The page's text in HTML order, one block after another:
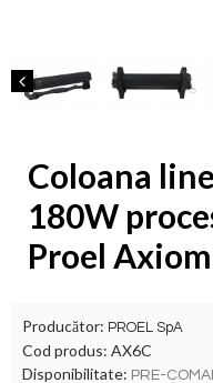
Coloana
180W
Proel
Producător: PROEL SpA
Cod produs: AX6C
Disponibilitate: PRE-